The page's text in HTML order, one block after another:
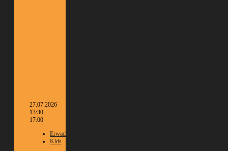
27.07.2026
13:30 -
17:00
Erwachsene
Kids